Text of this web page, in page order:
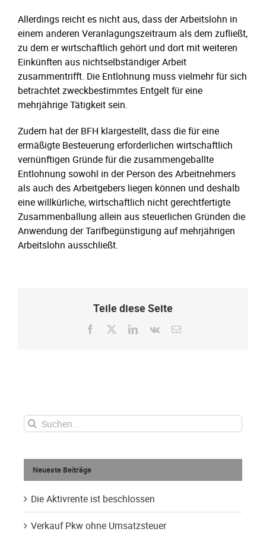
Allerdings reicht es nicht aus, dass der Arbeitslohn in
einem anderen Veranlagungszeitraum als dem zufließt,
zu dem er wirtschaftlich gehört und dort mit weiteren
Einkünften aus nichtselbständiger Arbeit
zusammentrifft. Die Entlohnung muss vielmehr für sich
betrachtet zweckbestimmtes Entgelt für eine
mehrjährige Tätigkeit sein.
Zudem hat der BFH klargestellt, dass die für eine
ermäßigte Besteuerung erforderlichen wirtschaftlich
vernünftigen Gründe für die zusammengeballte
Entlohnung sowohl in der Person des Arbeitnehmers
als auch des Arbeitgebers liegen können und deshalb
eine willkürliche, wirtschaftlich nicht gerechtfertigte
Zusammenballung allein aus steuerlichen Gründen die
Anwendung der Tarifbegünstigung auf mehrjährigen
Arbeitslohn ausschließt.
Teile diese Seite
Facebook LinkedIn
Vk
E-
Suche
nach:
Neueste Beiträge
Die Aktivrente ist beschlossen
Verkauf Pkw ohne Umsatzsteuer